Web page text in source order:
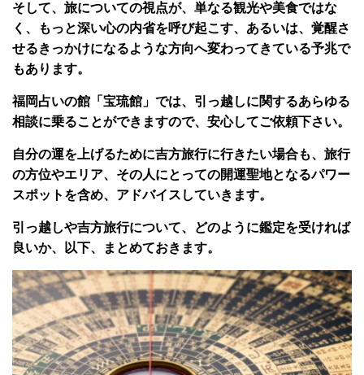
そして、旅についての視点が、単なる観光や美食ではな
く、もっと深い心の内省を呼び起こす、あるいは、覚醒さ
せるきっかけになるような方向へ変わってきている予兆で
もあります。
福岡占いの館「宝琉館」では、引っ越しに関するあらゆる
相談に乗ることができますので、安心してご依頼下さい。
自分の運を上げるために吉方旅行に行きたい場合も、旅行
の方位やエリア、その人にとっての開運聖地となるパワー
スポットを含め、アドバイスしていきます。
引っ越しや吉方旅行について、どのように鑑定を受ければ
良いか、以下、まとめておきます。